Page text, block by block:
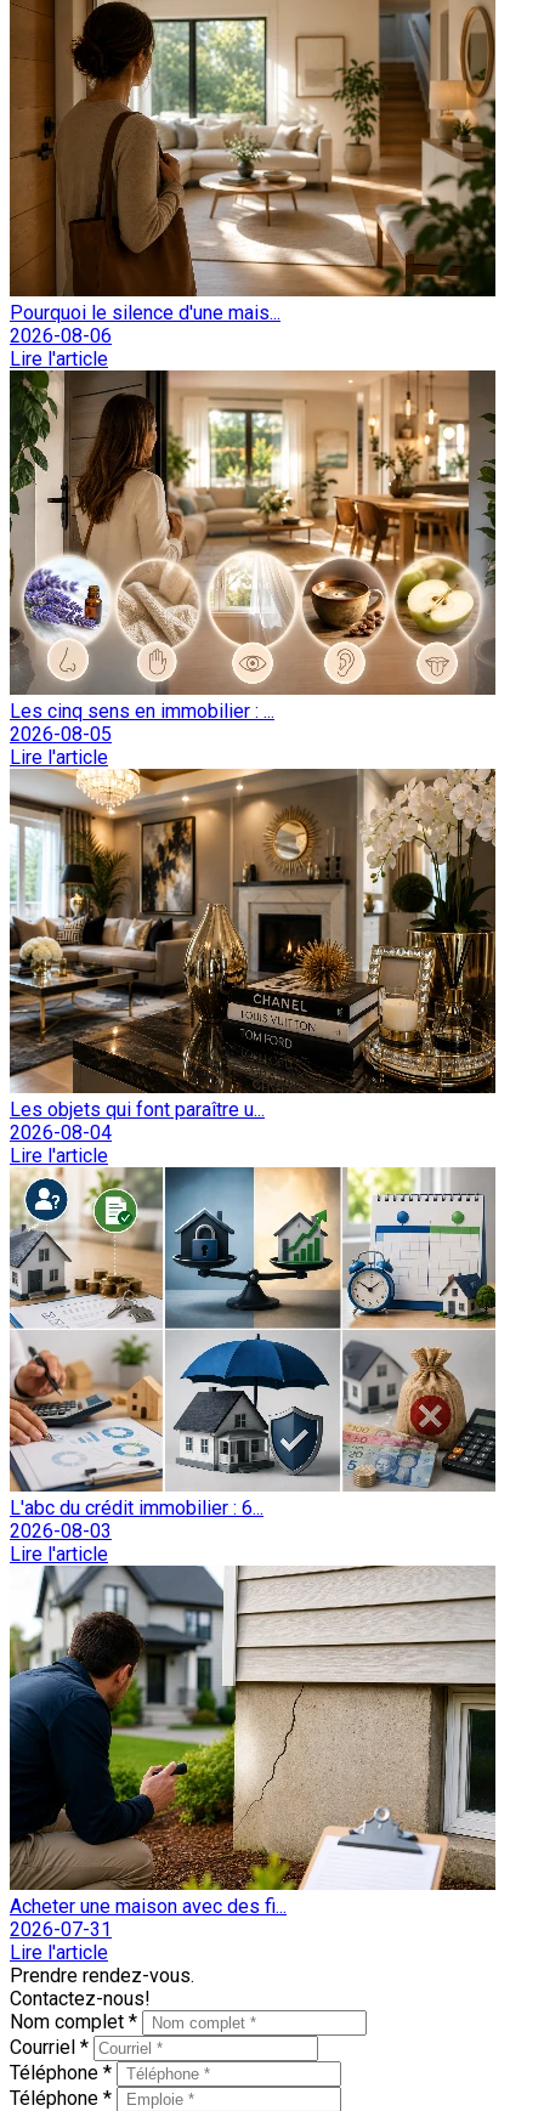
Pourquoi le silence d'une mais...
2026-08-06
Lire l'article
Les cinq sens en immobilier : ...
2026-08-05
Lire l'article
Les objets qui font paraître u...
2026-08-04
Lire l'article
L'abc du crédit immobilier : 6...
2026-08-03
Lire l'article
Acheter une maison avec des fi...
2026-07-31
Lire l'article
Prendre rendez-vous.
Contactez-nous!
Nom complet *
Courriel *
Téléphone *
Téléphone *